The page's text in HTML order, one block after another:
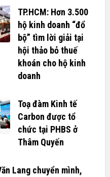
TP.HCM: Hơn 3.500
hộ kinh doanh “đổ
bộ” tìm lời giải tại
hội thảo bỏ thuế
khoán cho hộ kinh
doanh
Toạ đàm Kinh tế
Carbon được tổ
chức tại PHBS ở
Thâm Quyến
Lang chuyển mình,